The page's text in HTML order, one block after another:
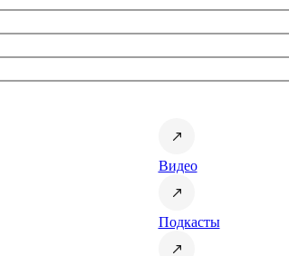
Видео
Подкасты